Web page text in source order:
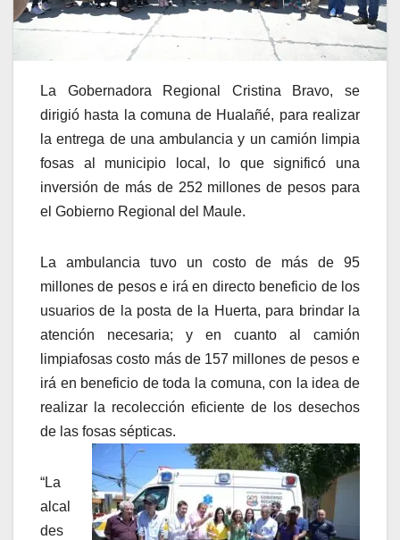
La Gobernadora Regional Cristina Bravo, se
dirigió hasta la comuna de Hualañé, para realizar
la entrega de una ambulancia y un camión limpia
fosas al municipio local, lo que significó una
inversión de más de 252 millones de pesos para
el Gobierno Regional del Maule.
La ambulancia tuvo un costo de más de 95
millones de pesos e irá en directo beneficio de los
usuarios de la posta de la Huerta, para brindar la
atención necesaria; y en cuanto al camión
limpiafosas costo más de 157 millones de pesos e
irá en beneficio de toda la comuna, con la idea de
realizar la recolección eficiente de los desechos
de las fosas sépticas.
“La
alcal
des